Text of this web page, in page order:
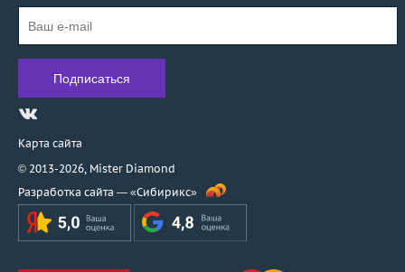
Карта сайта
© 2013-2026, Mister Diamond
Разработка сайта — «Сибирикс»